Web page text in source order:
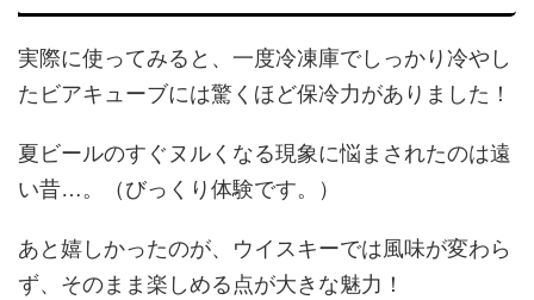
実際に使ってみると、一度冷凍庫でしっかり冷やし
たビアキューブには驚くほど保冷力がありました！
夏ビールのすぐヌルくなる現象に悩まされたのは遠
い昔…。（びっくり体験です。）
あと嬉しかったのが、ウイスキーでは風味が変わら
ず、そのまま楽しめる点が大きな魅力！